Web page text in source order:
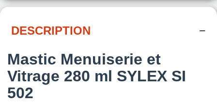
DESCRIPTION
Mastic Menuiserie et
Vitrage 280 ml SYLEX SI
502